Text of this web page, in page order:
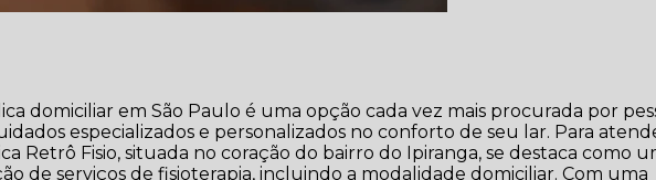
domiciliar em São Paulo é uma opção cada vez mais procurada por
especializados e personalizados no conforto de seu lar. Para
Retrô Fisio, situada no coração do bairro do Ipiranga, se destaca como
de serviços de fisioterapia, incluindo a modalidade domiciliar. Com uma